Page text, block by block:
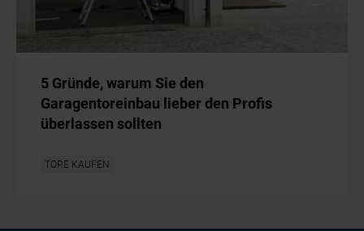
5 Gründe, warum Sie den
Garagentoreinbau lieber den Profis
überlassen sollten
TORE KAUFEN